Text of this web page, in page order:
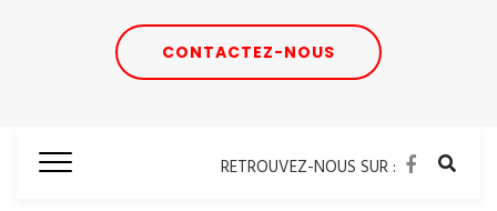
CONTACTEZ-NOUS
RETROUVEZ-NOUS SUR :